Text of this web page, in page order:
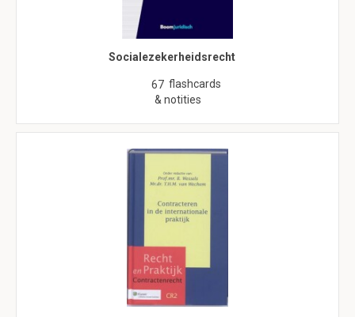
Socialezekerheidsrecht
67 flashcards
& notities